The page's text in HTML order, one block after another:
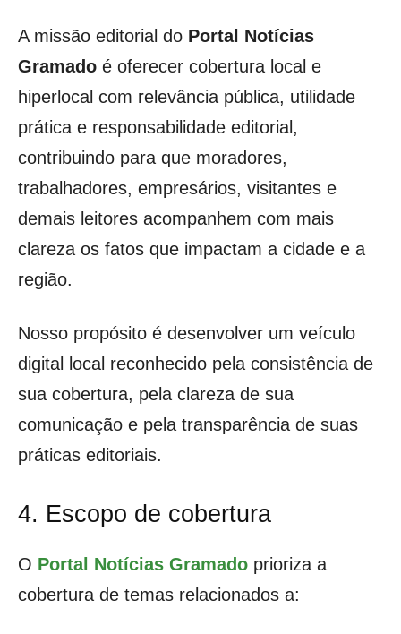
A missão editorial do Portal Notícias
Gramado é oferecer cobertura local e
hiperlocal com relevância pública, utilidade
prática e responsabilidade editorial,
contribuindo para que moradores,
trabalhadores, empresários, visitantes e
demais leitores acompanhem com mais
clareza os fatos que impactam a cidade e a
região.
Nosso propósito é desenvolver um veículo
digital local reconhecido pela consistência de
sua cobertura, pela clareza de sua
comunicação e pela transparência de suas
práticas editoriais.
4. Escopo de cobertura
O Portal Notícias Gramado prioriza a
cobertura de temas relacionados a: